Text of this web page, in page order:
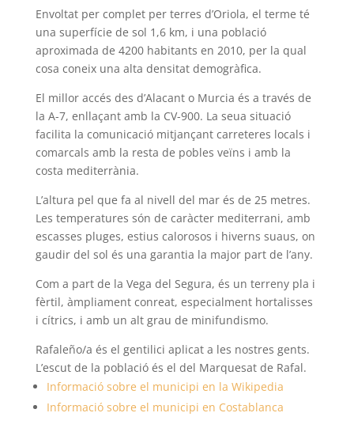
Envoltat per complet per terres d’Oriola, el terme té
una superfície de sol 1,6 km, i una població
aproximada de 4200 habitants en 2010, per la qual
cosa coneix una alta densitat demogràfica.
El millor accés des d’Alacant o Murcia és a través de
la A-7, enllaçant amb la CV-900. La seua situació
facilita la comunicació mitjançant carreteres locals i
comarcals amb la resta de pobles veïns i amb la
costa mediterrània.
L’altura pel que fa al nivell del mar és de 25 metres.
Les temperatures són de caràcter mediterrani, amb
escasses pluges, estius calorosos i hiverns suaus, on
gaudir del sol és una garantia la major part de l’any.
Com a part de la Vega del Segura, és un terreny pla i
fèrtil, àmpliament conreat, especialment hortalisses
i cítrics, i amb un alt grau de minifundismo.
Rafaleño/a és el gentilici aplicat a les nostres gents.
L’escut de la població és el del Marquesat de Rafal.
Informació sobre el municipi en la Wikipedia
Informació sobre el municipi en Costablanca